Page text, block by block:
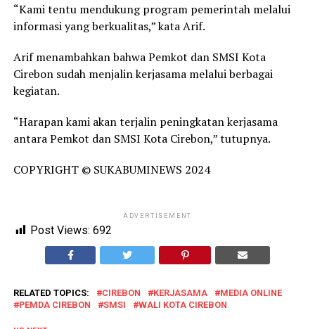
“Kami tentu mendukung program pemerintah melalui
informasi yang berkualitas,” kata Arif.
Arif menambahkan bahwa Pemkot dan SMSI Kota
Cirebon sudah menjalin kerjasama melalui berbagai
kegiatan.
“Harapan kami akan terjalin peningkatan kerjasama
antara Pemkot dan SMSI Kota Cirebon,” tutupnya.
COPYRIGHT © SUKABUMINEWS 2024
ADVERTISEMENT
Post Views: 692
RELATED TOPICS: CIREBON KERJASAMA
MEDIA ONLINE
PEMDA CIREBON
SMSI WALI KOTA CIREBON